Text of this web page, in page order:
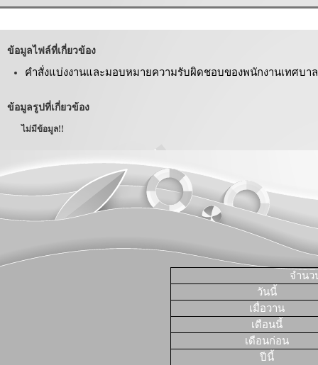
ข้อมูลไฟล์ที่เกี่ยวข้อง
คำสั่งแบ่งงานและมอบหมายความรับผิดชอบของพนักงานเทศบา
ข้อมูลรูปที่เกี่ยวข้อง
ไม่มีข้อมูล!!
จำนว
วันนี้
เมื่อวาน
เดือนนี้
เดือนก่อน
ปีนี้